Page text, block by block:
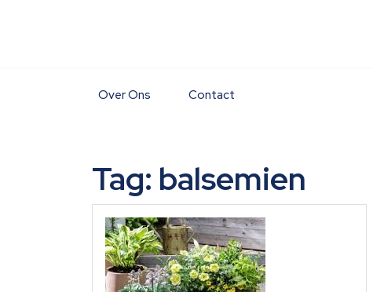
Over Ons Contact
Tag: balsemien